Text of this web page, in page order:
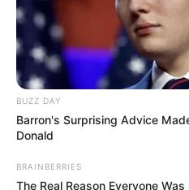
cikluson át megőrizze
BUZZ DAY
Barron's Surprising Advice
Donald
BRAINBERRIES
The Real Reason Everyone